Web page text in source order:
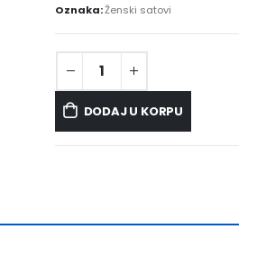
Oznaka:Ženski satovi
DODAJ U KORPU